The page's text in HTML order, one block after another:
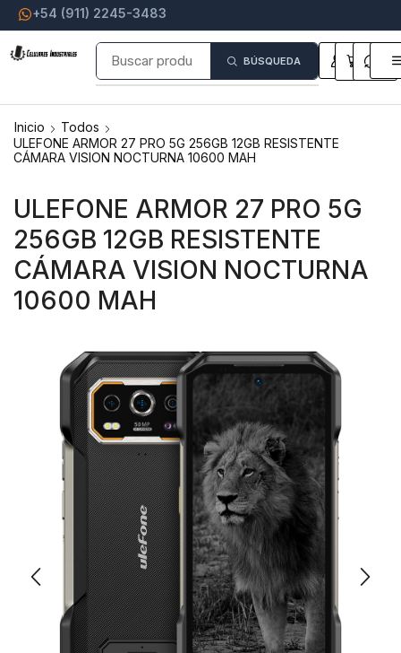
+54 (911) 2245-3483
BÚSQUEDA
Inicio
Todos
ULEFONE ARMOR 27 PRO 5G 256GB 12GB RESISTENTE
CÁMARA VISION NOCTURNA 10600 MAH
ULEFONE ARMOR 27 PRO 5G
256GB 12GB RESISTENTE
CÁMARA VISION NOCTURNA
10600 MAH